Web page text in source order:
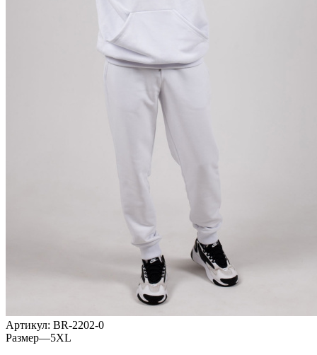
Артикул: BR-2202-0
Размер—5XL